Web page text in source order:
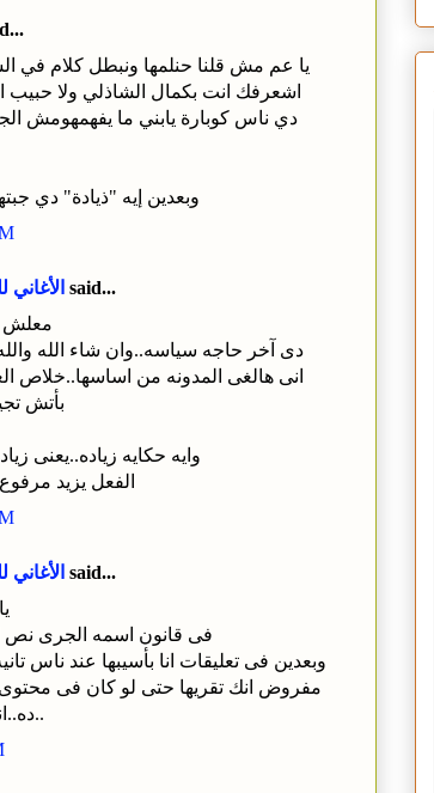
يا عم مش قلنا حنلمها ونبطل كلام في
اشعرفك انت بكمال الشاذلي ولا حبيب
دي ناس كوبارة يابني ما يفهمهومش
وبعدين إيه "ذيادة" دي
الأغاني said...
معلش
دى آخر حاجه سياسه..وان شاء الله
انى هالغى المدونه من اساسها..خلاص
بأتش
وايه حكايه زياده..يعنى
الفعل يزيد
الأغاني said...
فى قانون اسمه الجرى نص
وبعدين فى تعليقات انا بأسيبها عند ناس
مفروض انك تقريها حتى لو كان فى محتوى
ده..انك حقنه..